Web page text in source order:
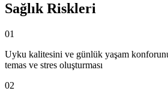
Sağlık Riskleri
01
Uyku kalitesini ve günlük yaşam
temas ve stres oluşturması
02